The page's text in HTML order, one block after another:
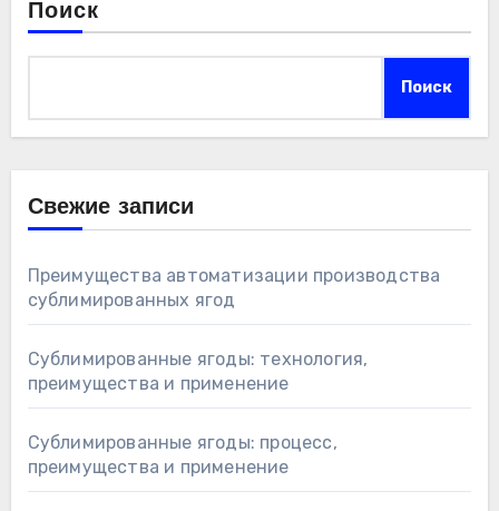
Поиск
Поиск
Свежие записи
Преимущества автоматизации производства
сублимированных ягод
Сублимированные ягоды: технология,
преимущества и применение
Сублимированные ягоды: процесс,
преимущества и применение